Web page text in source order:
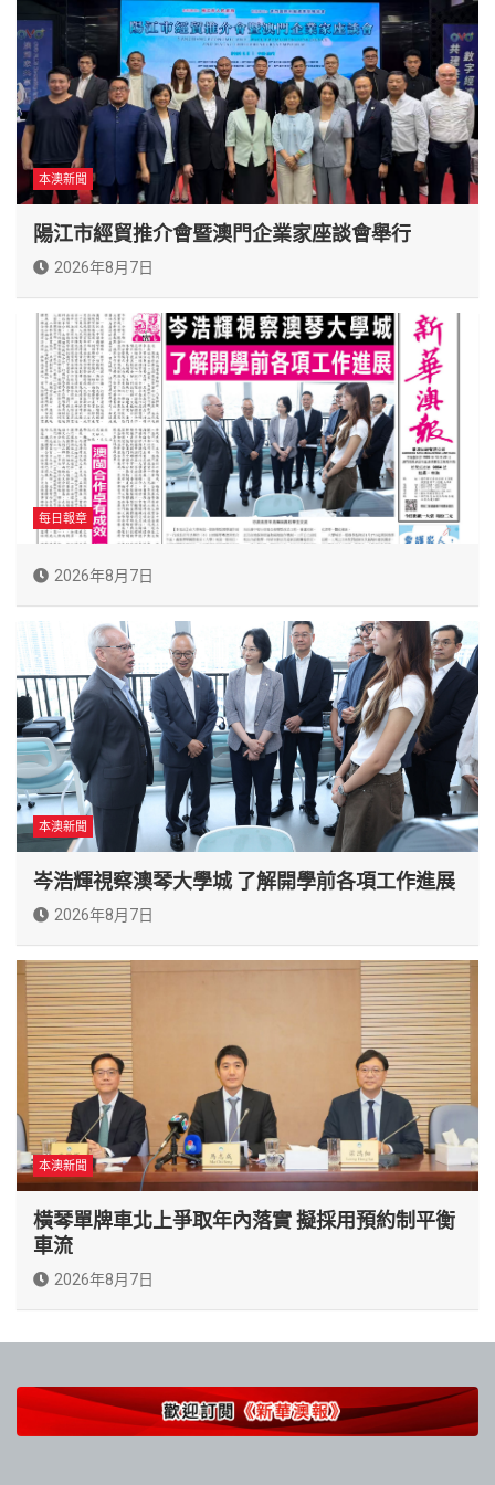
本澳新聞
陽江市經貿推介會暨澳門企業家座談會舉行
2026年8月7日
每日報章
2026年8月7日
本澳新聞
岑浩輝視察澳琴大學城 了解開學前各項工作進展
2026年8月7日
本澳新聞
橫琴單牌車北上爭取年內落實 擬採用預約制平衡
車流
2026年8月7日